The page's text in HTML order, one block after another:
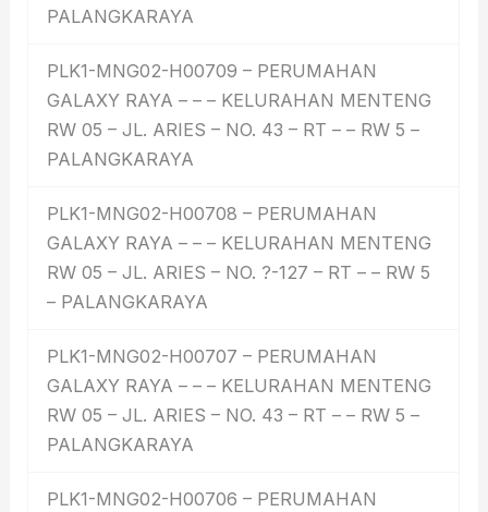
PALANGKARAYA
PLK1-MNG02-H00709 – PERUMAHAN
GALAXY RAYA – – – KELURAHAN MENTENG
RW 05 – JL. ARIES – NO. 43 – RT – – RW 5 –
PALANGKARAYA
PLK1-MNG02-H00708 – PERUMAHAN
GALAXY RAYA – – – KELURAHAN MENTENG
RW 05 – JL. ARIES – NO. ?-127 – RT – – RW 5
– PALANGKARAYA
PLK1-MNG02-H00707 – PERUMAHAN
GALAXY RAYA – – – KELURAHAN MENTENG
RW 05 – JL. ARIES – NO. 43 – RT – – RW 5 –
PALANGKARAYA
PLK1-MNG02-H00706 – PERUMAHAN